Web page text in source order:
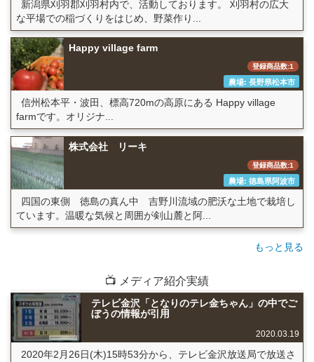
新潟県刈羽郡刈羽村内で、活動しております。 刈羽村の広大
な平場での稲づくりをはじめ、野菜作り...
Happy village farm
登録商品数:1
農場: 長野県松本市
信州松本平・波田、標高720mの高原にある Happy village
farmです。オリジナ...
株式会社 リーキ
登録商品数:1
農場: 徳島県阿波市
四国の東側 徳島の真ん中 吉野川流域の肥沃な土地で栽培し
ています。温暖な気候と周囲が剣山麓と阿...
もっと見る
📺 メディア紹介実績
テレビ金沢「となりのテレ金ちゃん」の中でご
ぼうの情報が引用
2020.03.19
2020年2月26日(木)15時53分から、テレビ金沢放送局で放送さ